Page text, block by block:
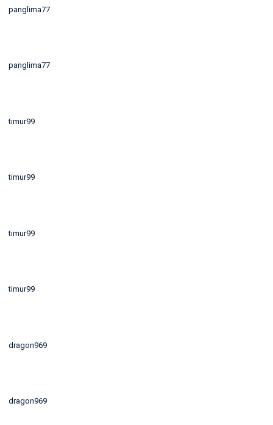
panglima77
panglima77
timur99
timur99
timur99
timur99
dragon969
dragon969